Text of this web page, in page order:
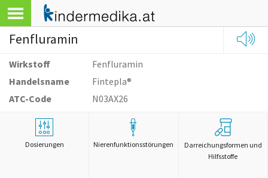
Fenfluramin
Wirkstoff
Fenfluramin
Handelsname
Fintepla®
ATC-Code
N03AX26
Dosierungen Nierenfunktionsstörungen
Darreichungsformen und
Hilfsstoffe